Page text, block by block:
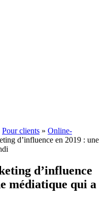
Pour clients » Online-
d’influence en 2019 : une
d’influence
médiatique qui a